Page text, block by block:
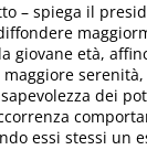
– spiega il
giovane età,
dei
essi stessi un